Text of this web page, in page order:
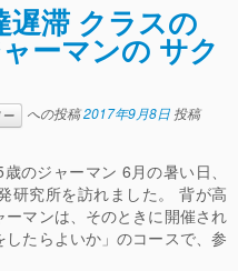
遅滞 クラスの
ーマンの サク
への投稿2017年9月8日 投稿
のジャーマン 6月の暑い日、
研究所を訪れました。 背が高
マンは、そのときに開催され
たらよいか」のコースで、参